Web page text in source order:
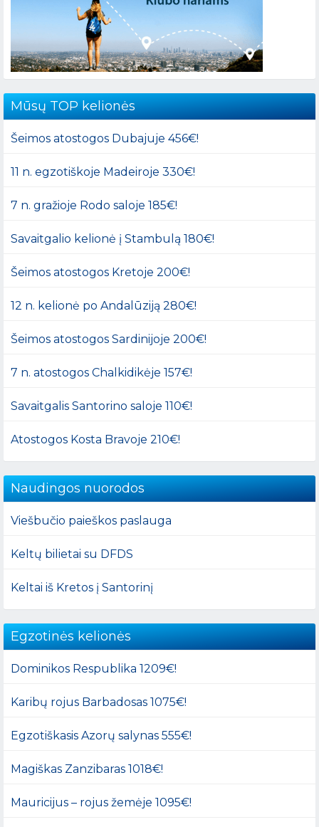
Mūsų TOP kelionės
Šeimos atostogos Dubajuje 456€!
11 n. egzotiškoje Madeiroje 330€!
7 n. gražioje Rodo saloje 185€!
Savaitgalio kelionė į Stambulą 180€!
Šeimos atostogos Kretoje 200€!
12 n. kelionė po Andalūziją 280€!
Šeimos atostogos Sardinijoje 200€!
7 n. atostogos Chalkidikėje 157€!
Savaitgalis Santorino saloje 110€!
Atostogos Kosta Bravoje 210€!
Naudingos nuorodos
Viešbučio paieškos paslauga
Keltų bilietai su DFDS
Keltai iš Kretos į Santorinį
Egzotinės kelionės
Dominikos Respublika 1209€!
Karibų rojus Barbadosas 1075€!
Egzotiškasis Azorų salynas 555€!
Magiškas Zanzibaras 1018€!
Mauricijus – rojus žemėje 1095€!